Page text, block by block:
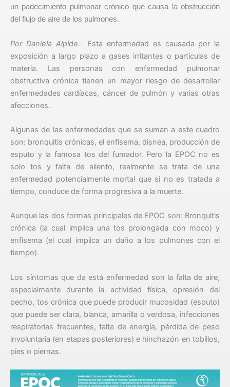
un padecimiento pulmonar crónico que causa la obstrucción
del flujo de aire de los pulmones.
Por Daniela Alpide.- Esta enfermedad es causada por la
exposición a largo plazo a gases irritantes o partículas de
materia. Las personas con enfermedad pulmonar
obstructiva crónica tienen un mayor riesgo de desarrollar
enfermedades cardíacas, cáncer de pulmón y varias otras
afecciones.
Algunas de las enfermedades que se suman a este cuadro
son: bronquitis crónicas, el enfisema, disnea, producción de
esputo y la famosa tos del fumador. Pero la EPOC no es
solo tos y falta de aliento, realmente se trata de una
enfermedad potencialmente mortal que si no es tratada a
tiempo, conduce de forma progresiva a la muerte.
Aunque las dos formas principales de EPOC son: Bronquitis
crónica (la cual implica una tos prolongada con moco) y
enfisema (el cual implica un daño a los pulmones con el
tiempo).
Los síntomas que da está enfermedad son la falta de aire,
especialmente durante la actividad física, opresión del
pecho, tos crónica que puede producir mucosidad (esputo)
que puede ser clara, blanca, amarilla o verdosa, infecciones
respiratorias frecuentes, falta de energía, pérdida de peso
involuntaria (en etapas posteriores) e hinchazón en tobillos,
pies o piernas.